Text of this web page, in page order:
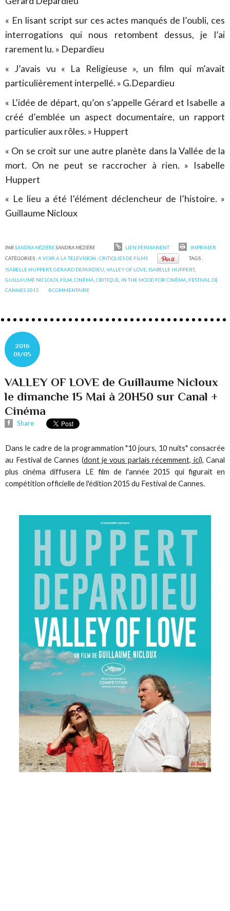
« En lisant script sur ces actes manqués de l’oubli, ces
interrogations qui nous retombent dessus, je l’ai
rarement lu. » Depardieu
« J’avais vu « La Religieuse », un film qui m’avait
particulièrement interpellé. » G.Depardieu
« L’idée de départ, qu’on s’appelle Gérard et Isabelle a
créé d’emblée un aspect documentaire, un rapport
particulier aux rôles. » Huppert
« On se croit sur une autre planète dans la Vallée de la
mort. On ne peut se raccrocher à rien. » Isabelle
Huppert
« Le lieu a été l’élément déclencheur de l’histoire. »
Guillaume Nicloux
PARSANDRA MÉZIÈRESANDRA MÉZIÈRE LIEN PERMANENT
IMPRIMER
CATÉGORIES :A VOIR A LA TELEVISION : CRITIQUES DE FILMS
TAGS :
ISABELLE HUPPERT,GÉRARD DEPARDIEU ,VALLEY OF LOVE ISABELLE HUPPERT,
GUILLAUME NICLOUX FILM ,CINÉMA ,CRITIQUE IN THE MOOD FOR CINÉMA FESTIVAL DE
CANNES 2015
0COMMENTAIRE
2016
01/05
VALLEY OF LOVE de Guillaume Nicloux
le dimanche 15 Mai à 20H50 sur Canal +
Cinéma
Share
Dans le cadre de la programmation "10 jours, 10 nuits" consacrée
au Festival de Cannes (dont je vous parlais récemment, ici), Canal
plus cinéma diffusera LE film de l'année 2015 qui figurait en
compétition officielle de l'édition 2015 du Festival de Cannes.